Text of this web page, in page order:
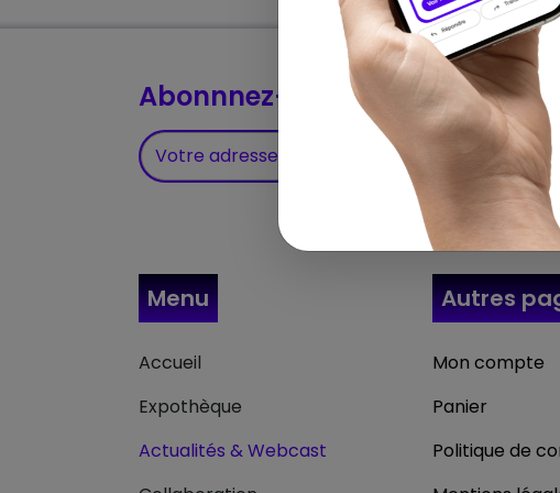
Abonnnez-vous à notre
Menu
Accueil
Expothèque
Actualités & Webcast
Autres
Mon compte
Panier
Politique de